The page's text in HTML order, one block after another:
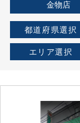
金物店
都道府県選択
エリア選択